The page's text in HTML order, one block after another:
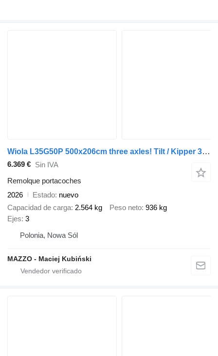
Wiola L35G50P 500x206cm three axles! Tilt / Kipper 3500kg
6.369 € Sin IVA
Remolque portacoches
2026
Estado nuevo
Capacidad de carga 2.564 kg Peso neto 936 kg
Ejes 3
Polonia, Nowa Sól
MAZZO - Maciej Kubiński